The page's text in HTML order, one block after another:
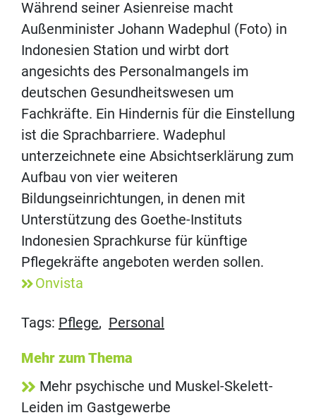
Während seiner Asienreise macht
Außenminister Johann Wadephul (Foto) in
Indonesien Station und wirbt dort
angesichts des Personalmangels im
deutschen Gesundheitswesen um
Fachkräfte. Ein Hindernis für die Einstellung
ist die Sprachbarriere. Wadephul
unterzeichnete eine Absichtserklärung zum
Aufbau von vier weiteren
Bildungseinrichtungen, in denen mit
Unterstützung des Goethe-Instituts
Indonesien Sprachkurse für künftige
Pflegekräfte angeboten werden sollen.
Onvista
Tags: Pflege, Personal
Mehr zum Thema
Mehr psychische und Muskel-Skelett-
Leiden im Gastgewerbe